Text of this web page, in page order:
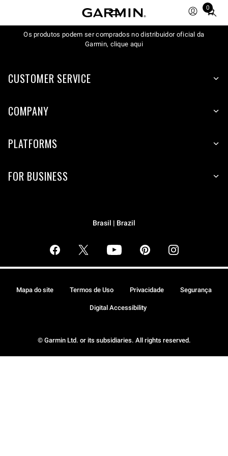
0
Total
items
in
Os produtos podem ser comprados no distribuidor oficial da
Garmin, clique aqui
CUSTOMER SERVICE
COMPANY
PLATFORMS
FOR BUSINESS
Brasil | Brazil
© Garmin Ltd. or its subsidiaries. All rights reserved.
Mapa do site Termos de Uso Privacidade Segurança
Digital Accessibility